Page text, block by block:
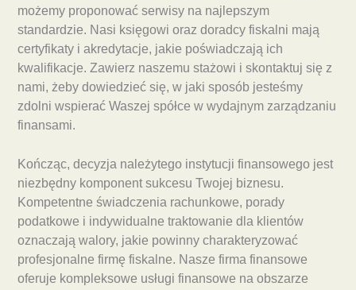
możemy proponować serwisy na najlepszym
standardzie. Nasi księgowi oraz doradcy fiskalni mają
certyfikaty i akredytacje, jakie poświadczają ich
kwalifikacje. Zawierz naszemu stażowi i skontaktuj się z
nami, żeby dowiedzieć się, w jaki sposób jesteśmy
zdolni wspierać Waszej spółce w wydajnym zarządzaniu
finansami.
Kończąc, decyzja należytego instytucji finansowego jest
niezbędny komponent sukcesu Twojej biznesu.
Kompetentne świadczenia rachunkowe, porady
podatkowe i indywidualne traktowanie dla klientów
oznaczają walory, jakie powinny charakteryzować
profesjonalne firmę fiskalne. Nasze firma finansowe
oferuje kompleksowe usługi finansowe na obszarze